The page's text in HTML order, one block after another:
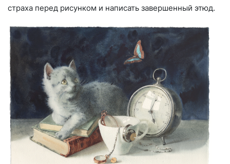
страха перед рисунком и написать завершенный этюд.